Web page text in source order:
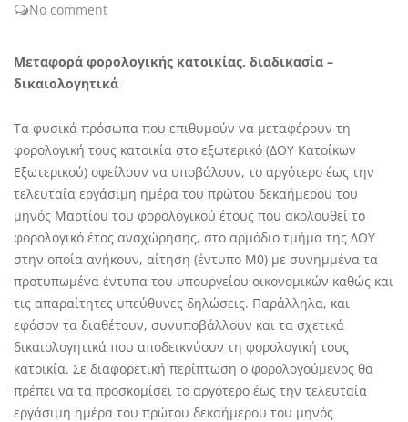
No comment
Μεταφορά φορολογικής κατοικίας, διαδικασία –
δικαιολογητικά
Τα φυσικά πρόσωπα που επιθυμούν να μεταφέρουν τη
φορολογική τους κατοικία στο εξωτερικό (ΔΟΥ Κατοίκων
Εξωτερικού) οφείλουν να υποβάλουν, το αργότερο έως την
τελευταία εργάσιμη ημέρα του πρώτου δεκαήμερου του
μηνός Μαρτίου του φορολογικού έτους που ακολουθεί το
φορολογικό έτος αναχώρησης, στο αρμόδιο τμήμα της ΔΟΥ
στην οποία ανήκουν, αίτηση (έντυπο Μ0) με συνημμένα τα
προτυπωμένα έντυπα του υπουργείου οικονομικών καθώς και
τις απαραίτητες υπεύθυνες δηλώσεις. Παράλληλα, και
εφόσον τα διαθέτουν, συνυποβάλλουν και τα σχετικά
δικαιολογητικά που αποδεικνύουν τη φορολογική τους
κατοικία. Σε διαφορετική περίπτωση ο φορολογούμενος θα
πρέπει να τα προσκομίσει το αργότερο έως την τελευταία
εργάσιμη ημέρα του πρώτου δεκαήμερου του μηνός